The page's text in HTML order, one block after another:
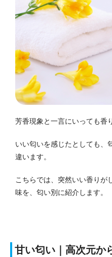
芳香現象と一言にいっても香
いい匂いを感じたとしても、
違います。
こちらでは、突然いい香りが
味を、匂い別に紹介します。
甘い匂い｜高次元か